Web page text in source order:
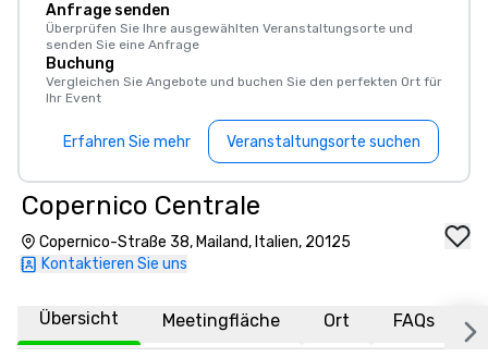
Anfrage senden
Überprüfen Sie Ihre ausgewählten Veranstaltungsorte und
senden Sie eine Anfrage
Buchung
Vergleichen Sie Angebote und buchen Sie den perfekten Ort für
Ihr Event
Erfahren Sie mehr Veranstaltungsorte suchen
Copernico Centrale
Copernico-Straße 38, Mailand, Italien, 20125
Kontaktieren Sie uns
Übersicht Meetingfläche Ort FAQs